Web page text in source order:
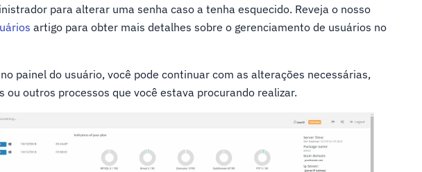
para alterar uma senha caso a tenha esquecido. Reveja o nosso
artigo para obter mais detalhes sobre o gerenciamento de usuários no
painel do usuário, você pode continuar com as alterações necessárias,
ou outros processos que você estava procurando realizar.